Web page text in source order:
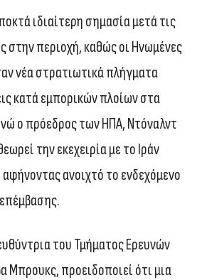
ιδιαίτερη σημασία μετά τις
στην περιοχή, καθώς οι Ηνωμένες
νέα στρατιωτικά πλήγματα
κατά εμπορικών πλοίων στα
ο πρόεδρος των ΗΠΑ, Ντόναλντ
την εκεχειρία με το Ιράν
ανοιχτό το ενδεχόμενο
του Τμήματος Ερευνών
Μπρουκς, προειδοποιεί ότι μια